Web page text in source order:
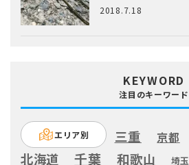
2018.7.18
KEYWORD
注目のキーワード
エリア別 三重 京都
北海道 千葉 和歌山 埼玉